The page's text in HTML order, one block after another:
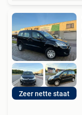
Zeer nette staat